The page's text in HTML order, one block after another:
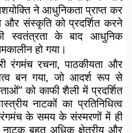
ने आधुनिकता प्राप्त कर
और संस्कृति को प्रदर्शित करने
स्वतंत्रता के बाद आधुनिक
हो गया।
रंगमंच रचना, पाठकीयता और
बन गया, जो आदर्श रूप से
को काफी शैली में प्रदर्शित
नाटकों का प्रतिनिधित्व
के समय के संस्मरणों में ही
बहुत अधिक क्षेत्रीय और